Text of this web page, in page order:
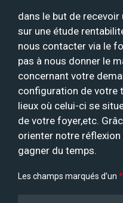
dans le but de
sur une étude
nous contacter via le
pas à nous donner le
concernant votre
configuration de votre
lieux où celui-ci se
de votre foyer,etc.
orienter notre
gagner du temps.
Les champs marqués d’un *